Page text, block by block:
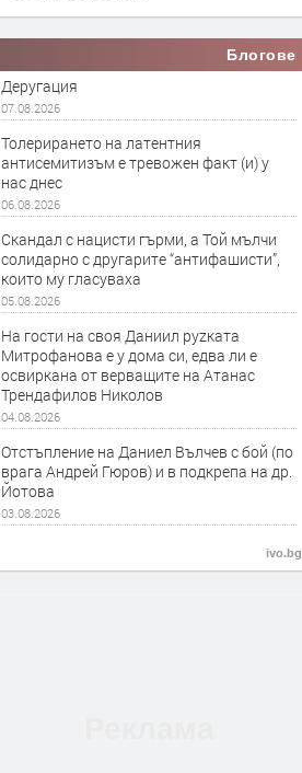
Блогове
Деругация
07.08.2026
Толерирането на латентния
антисемитизъм е тревожен факт (и) у
нас днес
06.08.2026
Скандал с нацисти гърми, а Той мълчи
солидарно с другарите “антифашисти”,
които му гласуваха
05.08.2026
На гости на своя Даниил руzката
Митрофанова е у дома си, едва ли е
освиркана от верващите на Атанас
Трендафилов Николов
04.08.2026
Отстъпление на Даниел Вълчев с бой (по
врага Андрей Гюров) и в подкрепа на др.
Йотова
03.08.2026
ivo.bg